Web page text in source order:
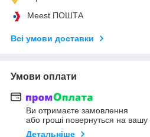
Meest ПОШТА
Всі умови доставки
Умови оплати
Ви отримаєте замовлення
або гроші повернуться на вашу
Детальніше